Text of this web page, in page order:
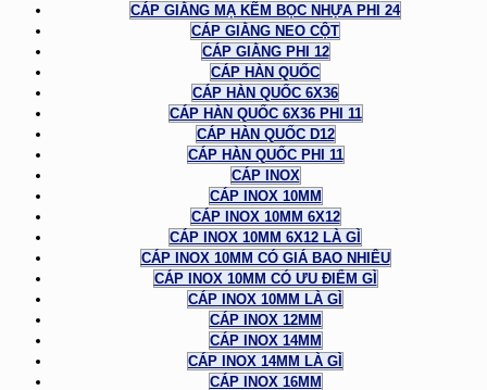
CÁP GIẰNG MẠ KẼM BỌC NHỰA PHI 24
CÁP GIẰNG NEO CỘT
CÁP GIẰNG PHI 12
CÁP HÀN QUỐC
CÁP HÀN QUỐC 6X36
CÁP HÀN QUỐC 6X36 PHI 11
CÁP HÀN QUỐC D12
CÁP HÀN QUỐC PHI 11
CÁP INOX
CÁP INOX 10MM
CÁP INOX 10MM 6X12
CÁP INOX 10MM 6X12 LÀ GÌ
CÁP INOX 10MM CÓ GIÁ BAO NHIÊU
CÁP INOX 10MM CÓ ƯU ĐIỂM GÌ
CÁP INOX 10MM LÀ GÌ
CÁP INOX 12MM
CÁP INOX 14MM
CÁP INOX 14MM LÀ GÌ
CÁP INOX 16MM